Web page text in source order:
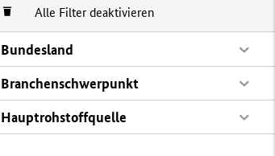
Alle Filter deaktivieren
Bundesland
Branchenschwerpunkt
Hauptrohstoffquelle